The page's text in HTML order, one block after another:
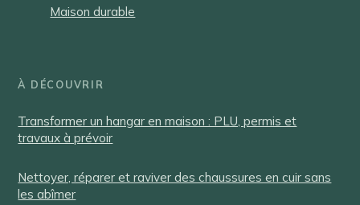
Maison durable
À DÉCOUVRIR
Transformer un hangar en maison : PLU, permis et
travaux à prévoir
Nettoyer, réparer et raviver des chaussures en cuir sans
les abîmer